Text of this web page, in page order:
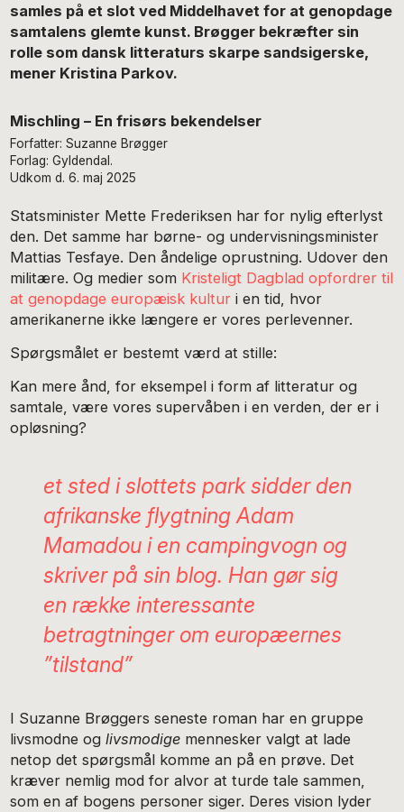
samles på et slot ved Middelhavet for at genopdage
samtalens glemte kunst. Brøgger bekræfter sin
rolle som dansk litteraturs skarpe sandsigerske,
mener Kristina Parkov.
Mischling – En frisørs bekendelser
Forfatter: Suzanne Brøgger
Forlag: Gyldendal.
Udkom d. 6. maj 2025
Statsminister Mette Frederiksen har for nylig efterlyst
den. Det samme har børne- og undervisningsminister
Mattias Tesfaye. Den åndelige oprustning. Udover den
militære. Og medier som Kristeligt Dagblad opfordrer til
at genopdage europæisk kultur i en tid, hvor
amerikanerne ikke længere er vores perlevenner.
Spørgsmålet er bestemt værd at stille:
Kan mere ånd, for eksempel i form af litteratur og
samtale, være vores supervåben i en verden, der er i
opløsning?
et sted i slottets park sidder den
afrikanske flygtning Adam
Mamadou i en campingvogn og
skriver på sin blog. Han gør sig
en række interessante
betragtninger om europæernes
”tilstand”
I Suzanne Brøggers seneste roman har en gruppe
livsmodne og livsmodige mennesker valgt at lade
netop det spørgsmål komme an på en prøve. Det
kræver nemlig mod for alvor at turde tale sammen,
som en af bogens personer siger. Deres vision lyder